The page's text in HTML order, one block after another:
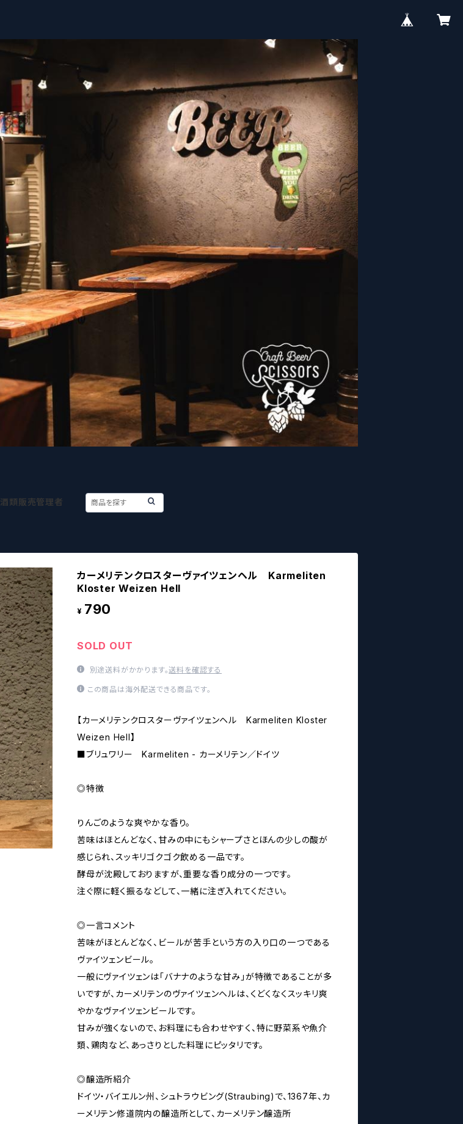
酒類販売管理者
カーメリテンクロスターヴァイツェンヘル Karmeliten
Kloster Weizen Hell
¥ 790
SOLD OUT
別途送料がかかります。送料を確認する
この商品は海外配送できる商品です。
【カーメリテンクロスターヴァイツェンヘル Karmeliten Kloster
Weizen Hell】
■ブリュワリー Karmeliten - カーメリテン／ドイツ
◎特徴
りんごのような爽やかな香り。
苦味はほとんどなく、甘みの中にもシャープさとほんの少しの酸が
感じられ、スッキリゴクゴク飲める一品です。
酵母が沈殿しておりますが、重要な香り成分の一つです。
注ぐ際に軽く振るなどして、一緒に注ぎ入れてください。
◎一言コメント
苦味がほとんどなく、ビールが苦手という方の入り口の一つである
ヴァイツェンビール。
一般にヴァイツェンは「バナナのような甘み」が特徴であることが多
いですが、カーメリテンのヴァイツェンヘルは、くどくなくスッキリ爽
やかなヴァイツェンビールです。
甘みが強くないので、お料理にも合わせやすく、特に野菜系や魚介
類、鶏肉など、あっさりとした料理にピッタリです。
◎醸造所紹介
​ドイツ・バイエルン州、シュトラウビング(Straubing)で、1367年、カ
ーメリテン修道院内の醸造所として、カーメリテン醸造所